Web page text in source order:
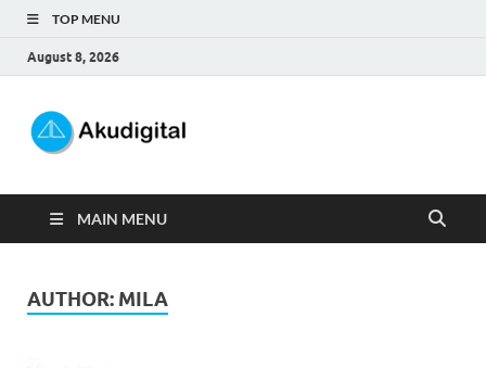
TOP MENU
August 8, 2026
MAIN MENU
AUTHOR: MILA